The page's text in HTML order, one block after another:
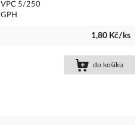
VPC 5/250
GPH
1,80 Kč/ks
do košíku